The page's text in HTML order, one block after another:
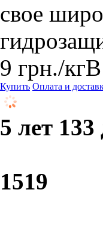
свое
9 грн./кг
Купить Оплата и
5 лет 133
1519